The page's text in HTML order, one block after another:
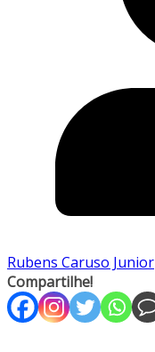
Rubens Caruso Junior
Compartilhe!